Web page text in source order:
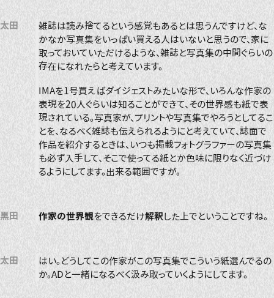
太田
雑誌は読み捨てるという感覚もあるとは思うんですけど、な
かなか写真集をいっぱい買える人はいないと思うので、家に
取っておいていただけるような、雑誌と写真集の中間ぐらいの
存在になれたらと考えています。
IMAを1号買えばダイジェストみたいな形で、いろんな作家の
表現を20人ぐらいは知ることができて、その世界感も紙で表
現されている。写真家が、プリントや写真集でやろうとしてるこ
とを、なるべく雑誌も伝えられるようにと考えていて、誌面で
作品を紹介するときは、いつも掲載フォトグラファーの写真集
も必ず入手して、そこで使ってる紙とか色味に限りなく近づけ
るようにしてます。出来る範囲ですが。
黒田 作家の世界観をできるだけ解釈した上でということですね。
太田
はい。どうしてこの作家がこの写真集でこういう紙選んでるの
か。ADと一緒になるべく汲み取っていくようにしてます。